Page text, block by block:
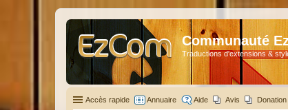
Communauté
Traductions d'extensions &
Accès rapide Annuaire Aide Avis